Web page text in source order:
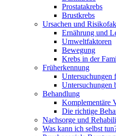
Prostatakrebs
Brustkrebs
Ursachen und
Ernährung und
Umweltfaktoren
Bewegung
Krebs in der
Früherkennung
Untersuchungen
Untersuchungen
Behandlung
Komplementäre
Die richtige
Nachsorge und
Was kann ich selbst